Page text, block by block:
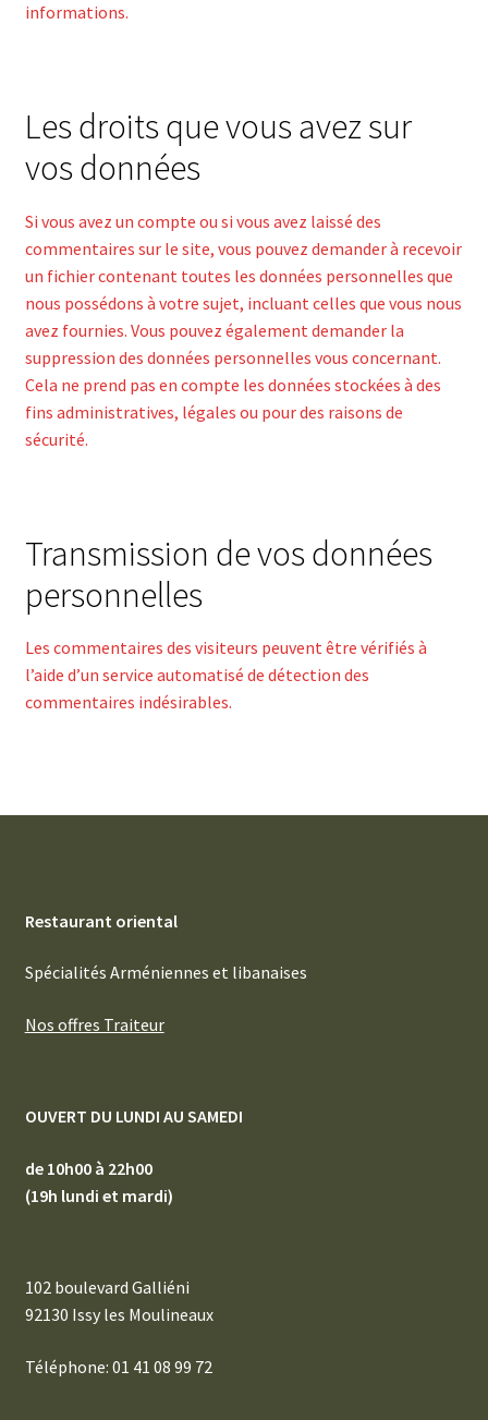
informations.
Les droits que vous avez sur
vos données
Si vous avez un compte ou si vous avez laissé des
commentaires sur le site, vous pouvez demander à recevoir
un fichier contenant toutes les données personnelles que
nous possédons à votre sujet, incluant celles que vous nous
avez fournies. Vous pouvez également demander la
suppression des données personnelles vous concernant.
Cela ne prend pas en compte les données stockées à des
fins administratives, légales ou pour des raisons de
sécurité.
Transmission de vos données
personnelles
Les commentaires des visiteurs peuvent être vérifiés à
l’aide d’un service automatisé de détection des
commentaires indésirables.
Restaurant oriental
Spécialités Arméniennes et libanaises
Nos offres Traiteur
OUVERT DU LUNDI AU SAMEDI
de 10h00 à 22h00
(19h lundi et mardi)
102 boulevard Galliéni
92130 Issy les Moulineaux
Téléphone: 01 41 08 99 72